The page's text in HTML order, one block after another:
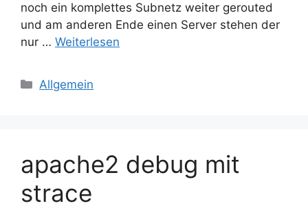
noch ein komplettes Subnetz weiter gerouted
und am anderen Ende einen Server stehen der
nur … Weiterlesen
Kategorien
Allgemein
apache2 debug mit
strace